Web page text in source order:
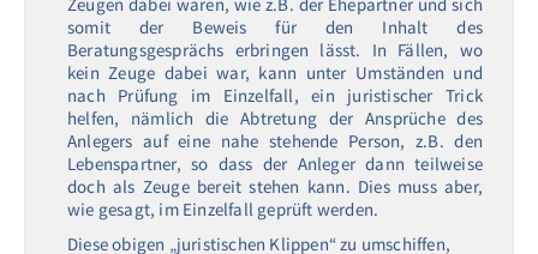
somit der Beweis für den Inhalt des
Beratungsgesprächs erbringen lässt. In Fällen, wo
kein Zeuge dabei war, kann unter Umständen und
nach Prüfung im Einzelfall, ein juristischer Trick
helfen, nämlich die Abtretung der Ansprüche des
Anlegers auf eine nahe stehende Person, z.B. den
Lebenspartner, so dass der Anleger dann teilweise
doch als Zeuge bereit stehen kann. Dies muss aber,
wie gesagt, im Einzelfall geprüft werden.
Diese obigen „juristischen Klippen“ zu umschiffen,